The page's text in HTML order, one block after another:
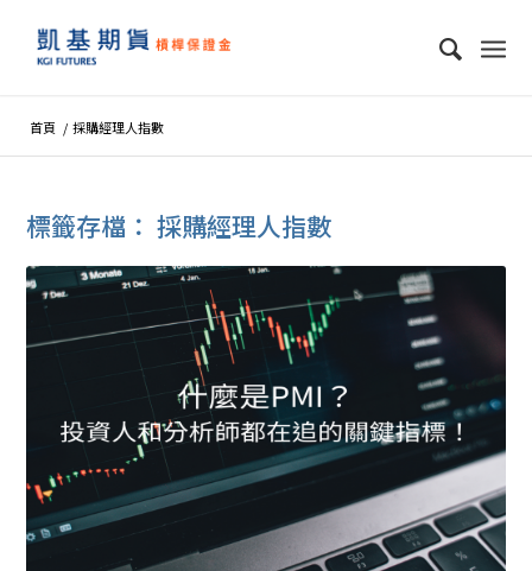
首頁 / 採購經理人指數
標籤存檔：採購經理人指數